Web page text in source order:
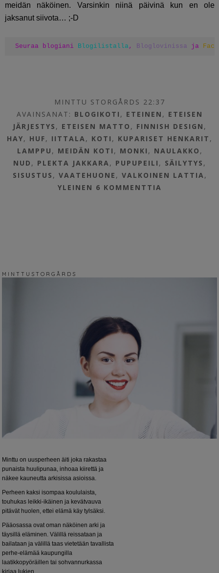
meidän näköinen. Varsinkin niinä päivinä kun en ole
jaksanut siivota… ;-D
Seuraa blogiani Blogilistalla, Bloglovinissa ja
MINTTU STORGÅRDS 22:37
AVAINSANAT: BLOGIKOTI , ETEINEN , ETEISEN
JÄRJESTYS , ETEISEN MATTO , FINNISH DESIGN ,
HAY, HUF, IITTALA, KOTI , KUPARISET HENKARIT ,
LAMPPU , MEIDÄN KOTI , MONKI , NAULAKKO ,
NUD , PLEKTA JAKKARA, PUPUPEILI , SÄILYTYS ,
SISUSTUS , VAATEHUONE , VALKOINEN LATTIA,
YLEINEN 6 KOMMENTTIA
M I N T T U S T O R G Å R D S
Minttu on uusperheen äiti joka rakastaa
punaista huulipunaa, inhoaa kiirettä ja
näkee kauneutta arkisissa asioissa.
Perheen kaksi isompaa koululaista,
touhukas leikki-ikäinen ja kevätvauva
pitävät huolen, ettei elämä käy tylsäksi.
Pääosassa ovat oman näköinen arki ja
täysillä eläminen. Välillä reissataan ja
bailataan ja välillä taas vietetään tavallista
perhe-elämää kaupungilla
laatikkopyöräillen tai sohvannurkassa
kirjaa lukien.